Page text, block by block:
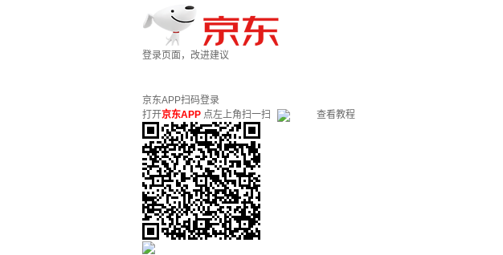
登录页面，改进建议
京东APP扫码登录
打开京东APP 点左上角扫一扫 查看教程